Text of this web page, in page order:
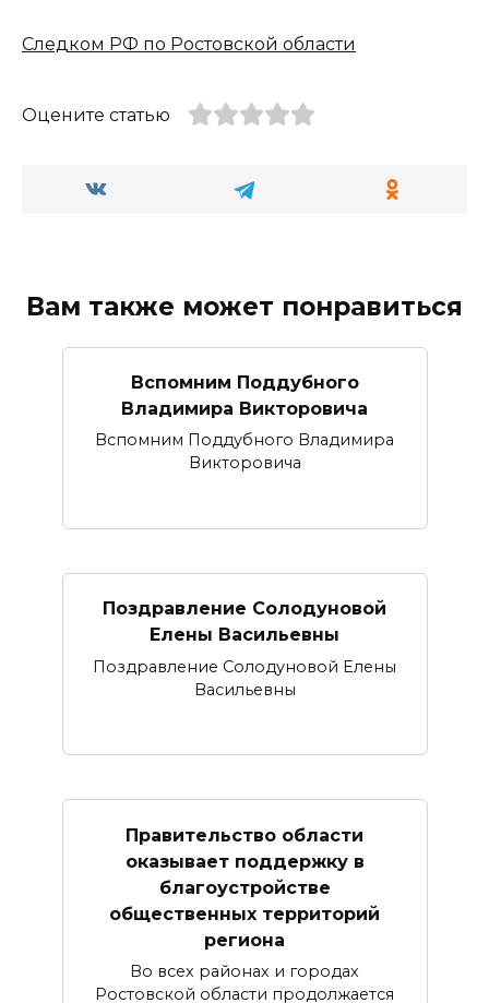
Следком РФ по Ростовской области
Оцените статью
Вам также может понравиться
Вспомним Поддубного
Владимира Викторовича
Вспомним Поддубного Владимира
Викторовича
Поздравление Солодуновой
Елены Васильевны
Поздравление Солодуновой Елены
Васильевны
Правительство области
оказывает поддержку в
благоустройстве
общественных территорий
региона
Во всех районах и городах
Ростовской области продолжается